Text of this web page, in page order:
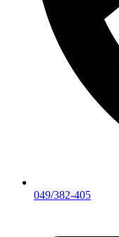
049/382-405